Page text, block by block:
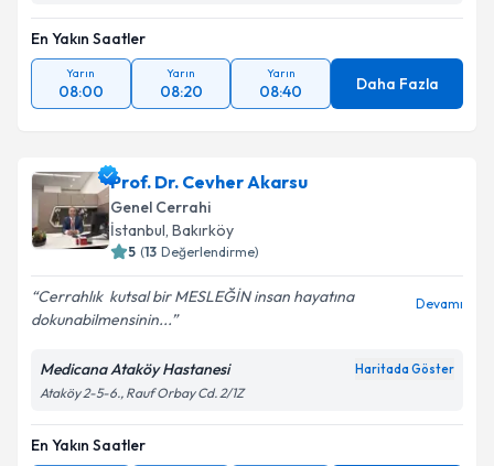
En Yakın Saatler
Yarın
08:00
Yarın
08:20
Yarın
08:40 Daha Fazla
Prof. Dr. Cevher Akarsu
Genel Cerrahi
İstanbul, Bakırköy
5 (13 Değerlendirme)
Cerrahlık ️ kutsal bir MESLEĞİN insan hayatına
dokunabilmensinin...
Devamı
Medicana Ataköy Hastanesi Haritada Göster
Ataköy 2-5-6., Rauf Orbay Cd. 2/1Z
En Yakın Saatler